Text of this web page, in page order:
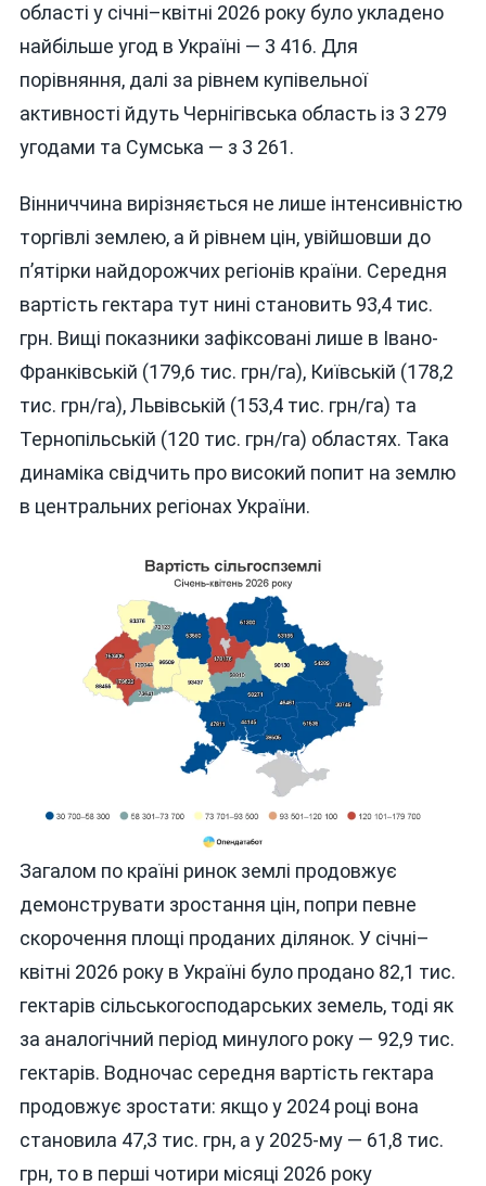
області у січні–квітні 2026 року було укладено
найбільше угод в Україні — 3 416. Для
порівняння, далі за рівнем купівельної
активності йдуть Чернігівська область із 3 279
угодами та Сумська — з 3 261.
Вінниччина вирізняється не лише інтенсивністю
торгівлі землею, а й рівнем цін, увійшовши до
п’ятірки найдорожчих регіонів країни. Середня
вартість гектара тут нині становить 93,4 тис.
грн. Вищі показники зафіксовані лише в Івано-
Франківській (179,6 тис. грн/га), Київській (178,2
тис. грн/га), Львівській (153,4 тис. грн/га) та
Тернопільській (120 тис. грн/га) областях. Така
динаміка свідчить про високий попит на землю
в центральних регіонах України.
Загалом по країні ринок землі продовжує
демонструвати зростання цін, попри певне
скорочення площі проданих ділянок. У січні–
квітні 2026 року в Україні було продано 82,1 тис.
гектарів сільськогосподарських земель, тоді як
за аналогічний період минулого року — 92,9 тис.
гектарів. Водночас середня вартість гектара
продовжує зростати: якщо у 2024 році вона
становила 47,3 тис. грн, а у 2025-му — 61,8 тис.
грн, то в перші чотири місяці 2026 року